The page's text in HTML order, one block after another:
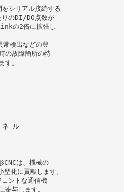
シリアル接続する
のDI/DO点数が
の2倍に拡張し
検出などの豊
の故障箇所の特
す。
ル
CNCは、機械の
化に貢献します。
ントな通信機
与します。